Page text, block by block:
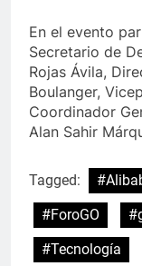
En el evento
Secretario de
Rojas Ávila,
Boulanger,
Coordinador
Alan Sahir
Tagged:
#ForoGO
#Tecnología